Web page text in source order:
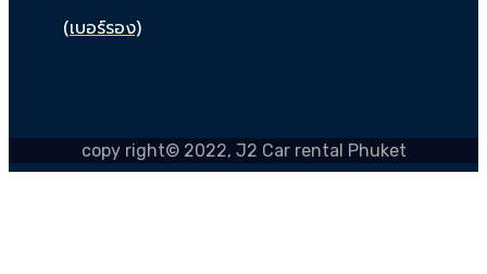
(เบอร์รอง)
copy right© 2022, J2 Car rental Phuket